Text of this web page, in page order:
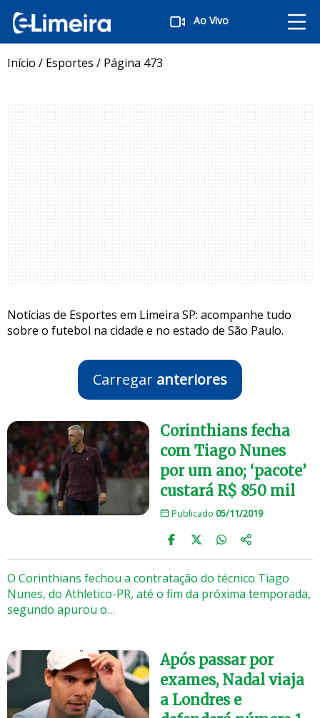
Ao Vivo
Início / Esportes / Página 473
Notícias de Esportes em Limeira SP: acompanhe tudo
sobre o futebol na cidade e no estado de São Paulo.
Carregar anteriores
Corinthians fecha
com Tiago Nunes
por um ano; ‘pacote’
custará R$ 850 mil
Publicado 05/11/2019
O Corinthians fechou a contratação do técnico Tiago
Nunes, do Athletico-PR, até o fim da próxima temporada,
segundo apurou o…
Após passar por
exames, Nadal viaja
a Londres e